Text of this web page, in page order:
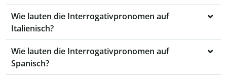
Wie lauten die Interrogativpronomen auf
Italienisch?
Wie lauten die Interrogativpronomen auf
Spanisch?